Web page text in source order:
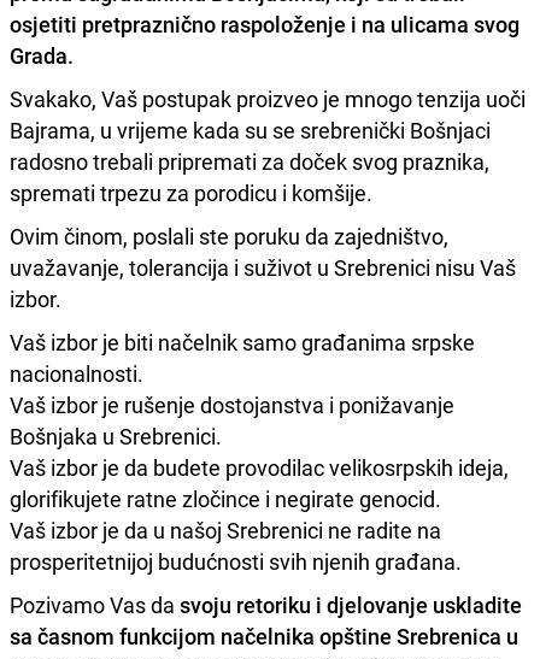
osjetiti pretpraznično raspoloženje i na ulicama svog
Grada.
Svakako, Vaš postupak proizveo je mnogo tenzija uoči
Bajrama, u vrijeme kada su se srebrenički Bošnjaci
radosno trebali pripremati za doček svog praznika,
spremati trpezu za porodicu i komšije.
Ovim činom, poslali ste poruku da zajedništvo,
uvažavanje, tolerancija i suživot u Srebrenici nisu Vaš
izbor.
Vaš izbor je biti načelnik samo građanima srpske
nacionalnosti.
Vaš izbor je rušenje dostojanstva i ponižavanje
Bošnjaka u Srebrenici.
Vaš izbor je da budete provodilac velikosrpskih ideja,
glorifikujete ratne zločince i negirate genocid.
Vaš izbor je da u našoj Srebrenici ne radite na
prosperitetnijoj budućnosti svih njenih građana.
Pozivamo Vas da svoju retoriku i djelovanje uskladite
sa časnom funkcijom načelnika opštine Srebrenica u